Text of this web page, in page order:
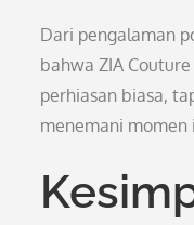
Dari pengalaman
bahwa ZIA
perhiasan biasa,
menemani momen